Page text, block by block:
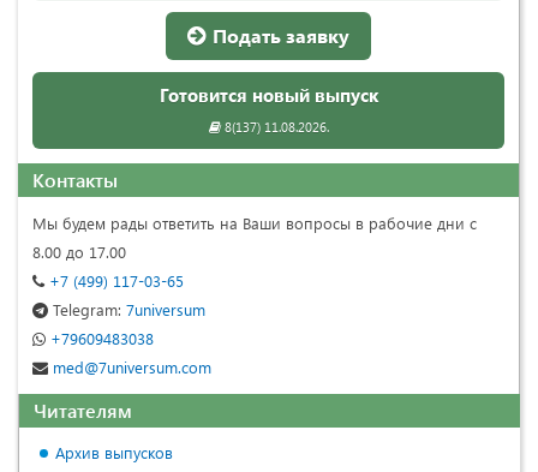
Подать заявку
Готовится новый выпуск
8(137) 11.08.2026.
Контакты
Мы будем рады ответить на Ваши вопросы в рабочие дни с
8.00 до 17.00
+7 (499) 117-03-65
Telegram: 7universum
+79609483038
med@7universum.com
Читателям
Архив выпусков